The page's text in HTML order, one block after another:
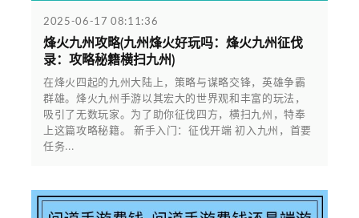
2025-06-17 08:11:36
烽火九州攻略(九州烽火好玩吗：烽火九州征伐
录：攻略秘籍横扫九州)
在烽火四起的九州大陆上，策略与谋略交锋，英雄争霸
群雄。烽火九州手游以其宏大的世界观和丰富的玩法，
吸引了无数玩家。为了助你征伐四方，横扫九州，特奉
上这篇攻略秘籍。 新手入门：征伐开端 初入九州，首要
任务...